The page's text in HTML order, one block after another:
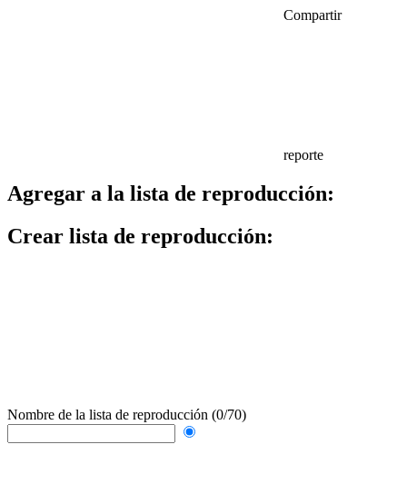
Compartir
reporte
Agregar a la lista de reproducción:
Crear lista de reproducción:
Nombre de la lista de reproducción (0/70)